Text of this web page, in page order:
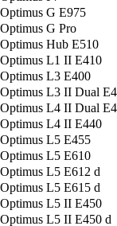
G E975
G Pro
Hub E510
L1 II E410
L3 E400
L3 II Dual
L4 II Dual
L4 II E440
L5 E455
L5 E610
L5 E612 d
L5 E615 d
L5 II E450
L5 II E450 d